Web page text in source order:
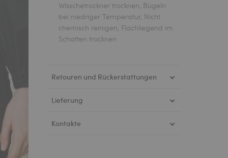
Wäschetrockner trocknen, Bügeln
bei niedriger Temperatur, Nicht
chemisch reinigen, Flachliegend im
Schatten trocknen
Retouren und Rückerstattungen
Lieferung
Kontakte